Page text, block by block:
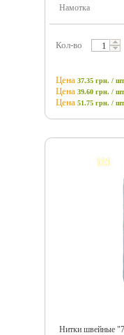
Намотка
Кол-во
Цена 37.35 грн. /
Цена 39.60 грн. /
Цена 51.75 грн. /
Нитки швейные